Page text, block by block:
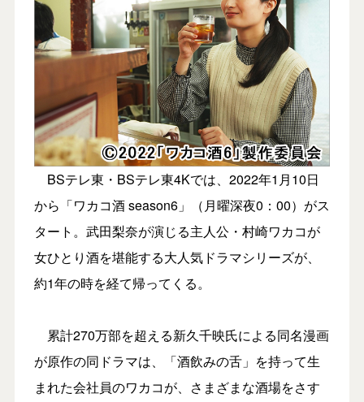
BSテレ東・BSテレ東4Kでは、2022年1月10日
から「ワカコ酒 season6」（月曜深夜0：00）がス
タート。武田梨奈が演じる主人公・村崎ワカコが
女ひとり酒を堪能する大人気ドラマシリーズが、
約1年の時を経て帰ってくる。
累計270万部を超える新久千映氏による同名漫画
が原作の同ドラマは、「酒飲みの舌」を持って生
まれた会社員のワカコが、さまざまな酒場をさす